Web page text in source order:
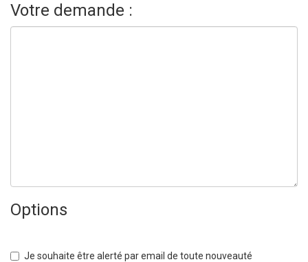
Votre demande :
Options
Je souhaite être alerté par email de toute nouveauté